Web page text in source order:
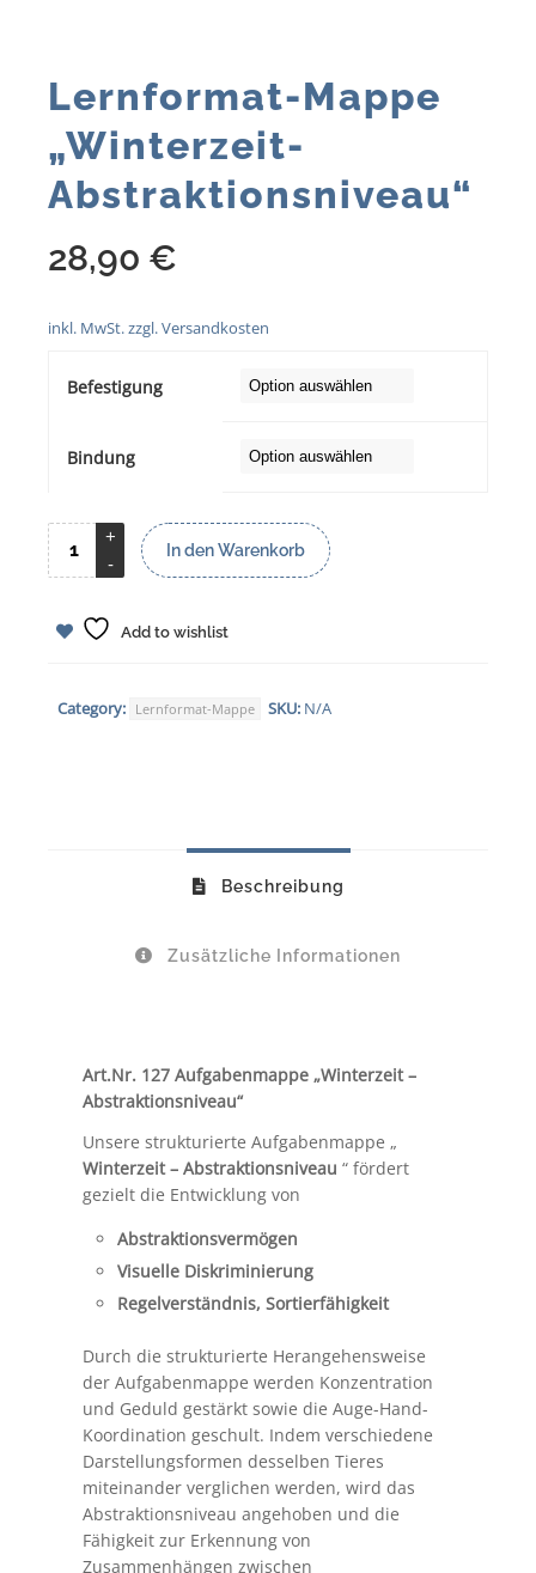
Lernformat-Mappe
„Winterzeit-
Abstraktionsniveau“
28,90 €
inkl. MwSt.zzgl.Versandkosten
Befestigung
Bindung
In den Warenkorb
Add to wishlist
Category: Lernformat-Mappe SKU: N/A
Beschreibung
Zusätzliche Informationen
Art.Nr. 127 Aufgabenmappe „Winterzeit –
Abstraktionsniveau“
Unsere strukturierte Aufgabenmappe „
Winterzeit – Abstraktionsniveau “ fördert
gezielt die Entwicklung von
Abstraktionsvermögen
Visuelle Diskriminierung
Regelverständnis, Sortierfähigkeit
Durch die strukturierte Herangehensweise
der Aufgabenmappe werden Konzentration
und Geduld gestärkt sowie die Auge-Hand-
Koordination geschult. Indem verschiedene
Darstellungsformen desselben Tieres
miteinander verglichen werden, wird das
Abstraktionsniveau angehoben und die
Fähigkeit zur Erkennung von
Zusammenhängen zwischen